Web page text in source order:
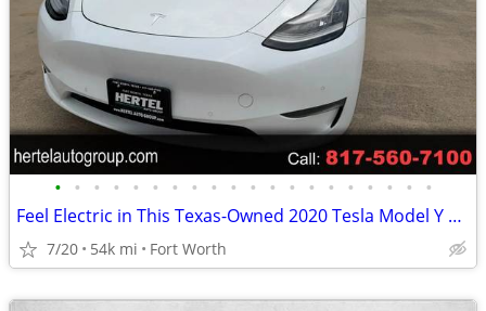
• • • • • • • • • • • • • • • • • • • •
Feel Electric in This Texas-Owned 2020 Tesla Model Y Long Range
7/20 54k mi Fort Worth